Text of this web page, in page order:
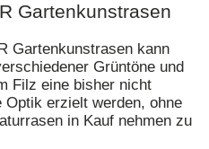
Gartenkunstrasen
Gartenkunstrasen kann
Grüntöne und
Filz eine bisher nicht
erzielt werden, ohne
in Kauf nehmen zu